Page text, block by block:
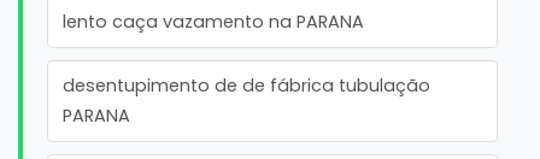
lento caça vazamento na PARANA
desentupimento de de fábrica tubulação
PARANA